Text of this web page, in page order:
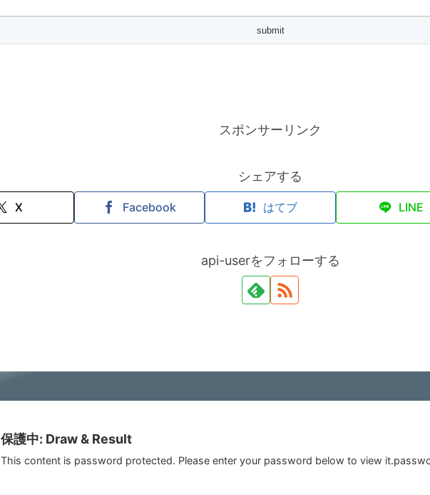
スポンサーリンク
シェアする
X Facebook はてブ LINE
api-userをフォローする
保護中: Draw & Result
This content is password protected. Please enter your password below to view